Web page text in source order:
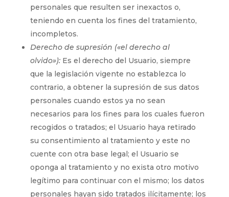
personales que resulten ser inexactos o,
teniendo en cuenta los fines del tratamiento,
incompletos.
Derecho de supresión («el derecho al
olvido»):Es el derecho del Usuario, siempre
que la legislación vigente no establezca lo
contrario, a obtener la supresión de sus datos
personales cuando estos ya no sean
necesarios para los fines para los cuales fueron
recogidos o tratados; el Usuario haya retirado
su consentimiento al tratamiento y este no
cuente con otra base legal; el Usuario se
oponga al tratamiento y no exista otro motivo
legítimo para continuar con el mismo; los datos
personales hayan sido tratados ilícitamente; los